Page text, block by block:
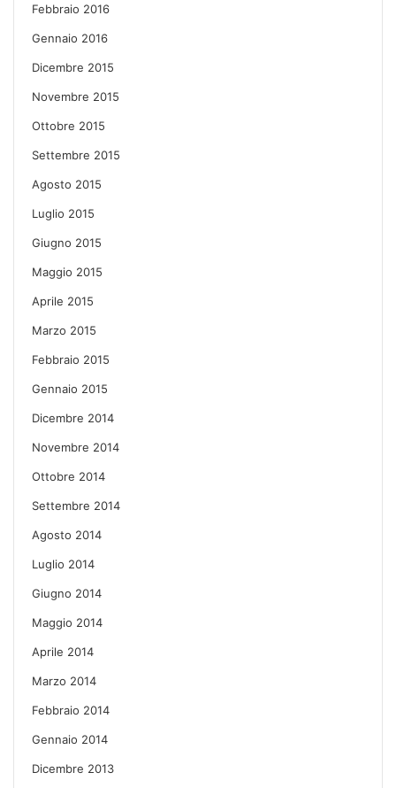
Febbraio 2016
Gennaio 2016
Dicembre 2015
Novembre 2015
Ottobre 2015
Settembre 2015
Agosto 2015
Luglio 2015
Giugno 2015
Maggio 2015
Aprile 2015
Marzo 2015
Febbraio 2015
Gennaio 2015
Dicembre 2014
Novembre 2014
Ottobre 2014
Settembre 2014
Agosto 2014
Luglio 2014
Giugno 2014
Maggio 2014
Aprile 2014
Marzo 2014
Febbraio 2014
Gennaio 2014
Dicembre 2013